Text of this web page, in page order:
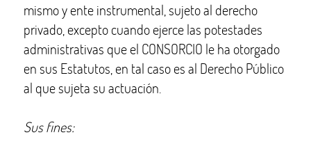
mismo y ente instrumental, sujeto al derecho
privado, excepto cuando ejerce las potestades
administrativas que el CONSORCIO le ha otorgado
en sus Estatutos, en tal caso es al Derecho Público
al que sujeta su actuación.
Sus fines: